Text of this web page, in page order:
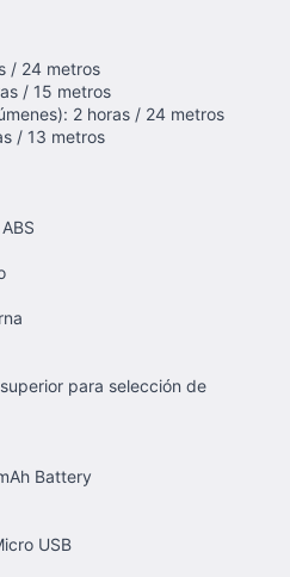
/ 24 metros
/ 15 metros
2 horas / 24 metros
/ 13 metros
para selección de
Battery
USB